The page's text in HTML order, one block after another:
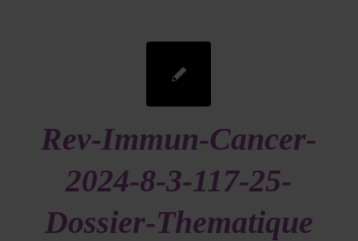
Rev-Immun-Cancer-
2024-8-3-117-25-
Dossier-Thematique